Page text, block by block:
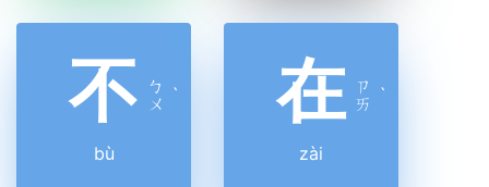
不 ㄅ
ㄨ ˋ
bù
在 ㄗ
ㄞ ˋ
zài